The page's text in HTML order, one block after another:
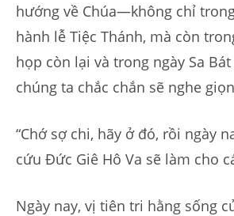
hướng về Chúa—không chỉ
hành lễ Tiệc Thánh, mà còn
họp còn lại và trong ngày Sa
chúng ta chắc chắn sẽ nghe
“Chớ sợ chi, hãy ở đó, rồi ngày
cứu Đức Giê Hô Va sẽ làm cho
Ngày nay, vị tiên tri hằng sống